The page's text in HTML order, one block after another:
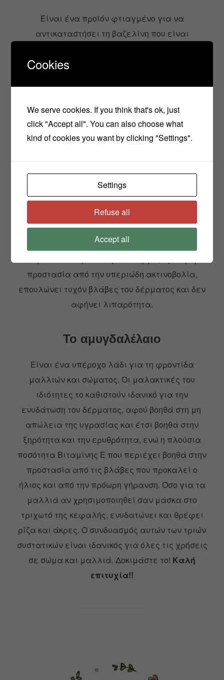
Είναι ένα προϊόν φτιαγμένο για να
αντικαταστήσει τη βαζελίνη που είναι
περιέχει μείγμα ελαίων και τριγλυκεριδίων
μέχρι τώρα και λειτουργεί με τον ίδιο τρόπο ως
ενυδατικός παράγοντας για πολύ ξηρές και
ταλαιπωρημένες επιδερμίδες.
Το λάδι αβοκάντο
Είναι πλούσιο σε ελαϊκό οξύ. Λειτουργεί ως
αντιοξειδωτικό και αντιφλεγμονώδες
αφήνοντας το δέρμα απαλό δυνατό και
ελαστικό. Είναι ιδανικό για τον κνησμό, το
προστασία από την υπεριώδη ακτινοβολία,
επουλώνει τυχόν βλάβες του δέρματος και δεν
αφήνει λιπαρότητα.
Το αμυγδαλέλαιο
Είναι ένα υπέροχο λάδι για τη φροντίδα
μαλλιών και σώματος. Οι μαλακτικές του
ιδιότητες το καθιστούν ιδανικό για την
ενυδάτωση του δέρματος, αφού βοηθά στη μη
απώλεια της υγρασίας και έτσι βοηθά στην
ξηρότητα και την ερυθρότητα, ενώ η πλούσια
ποσότητα Βιταμίνης Ε που περιέχει βοηθά στην
προστασία από τις βλάβες που προκαλεί ο
ήλιος και από την πρόωρη γήρανση. Όσο για τα
μαλλιά αν χρησιμοποιηθεί σαν μάσκα στο
τριχωτό της κεφαλής, ενυδατώνει και θρέφει
ρίζα και άκρες. Ο συνδυασμός αυτών των τριών
συστατικών είναι ιδανικός για όλες τις χρήσεις
σε σώμα και μαλλιά. Δοκιμάστε το! Καλή
επιτυχία!!
Cookies
We serve cookies. If you think that's ok, just
click "Accept all". You can also choose what
kind of cookies you want by clicking "Settings".
Settings
Refuse all
Accept all